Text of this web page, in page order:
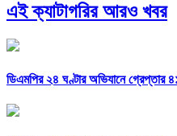
এই ক্যাটাগরির আরও খবর
ডিএমপির ২৪ ঘণ্টার অভিযানে গ্রেপ্তার